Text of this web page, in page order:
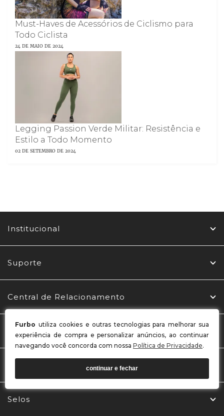
Furbo utiliza cookies e outras tecnologias para melhorar sua
experiência de compra e personalizar anúncios, ao continuar
navegando você concorda com nossa Política de Privacidade.
continuar e fechar
Must-Haves de Acessórios de Ciclismo para
Todo Ciclista
24 DE MAIO DE 2024
Legging Passion Verde Militar: Resistência e
Estilo a Todo Momento
02 DE SETEMBRO DE 2024
Institucional
Suporte
Central de Relacionamento
Redes Sociais
Formas de Pagamento
Selos